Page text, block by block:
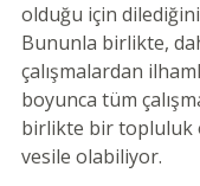
olduğu için
Bununla birlikte,
çalışmalardan
boyunca tüm
birlikte bir topluluk
vesile olabiliyor.